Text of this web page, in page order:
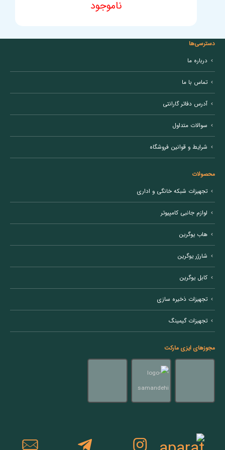
ناموجود
فروشگاه اینترنتی ایزی مارکت خریداری کنند.ایزی مارکت
دسترسی‌ها
درباره ما
تماس با ما
آدرس دفاتر گارانتی
سوالات متداول
شرایط و قوانین فروشگاه
محصولات
تجهیزات شبکه خانگی و اداری
لوازم جانبی کامپیوتر
هاب یوگرین
شارژر یوگرین
کابل یوگرین
تجهیزات ذخیره سازی
تجهیزات گیمینگ
مجوزهای ایزی مارکت